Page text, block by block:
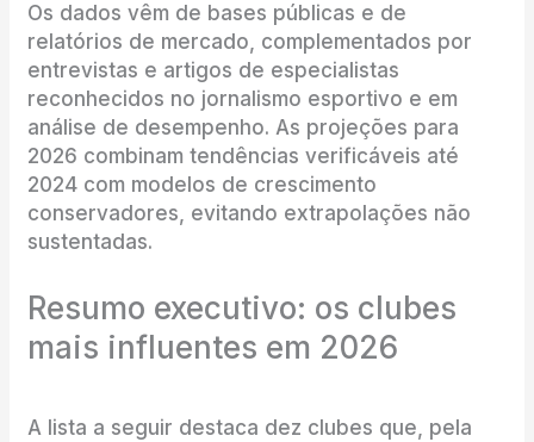
Os dados vêm de bases públicas e de
relatórios de mercado, complementados por
entrevistas e artigos de especialistas
reconhecidos no jornalismo esportivo e em
análise de desempenho. As projeções para
2026 combinam tendências verificáveis até
2024 com modelos de crescimento
conservadores, evitando extrapolações não
sustentadas.
Resumo executivo: os clubes
mais influentes em 2026
A lista a seguir destaca dez clubes que, pela